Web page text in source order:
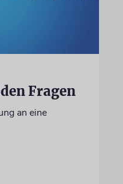
Fragen
an eine